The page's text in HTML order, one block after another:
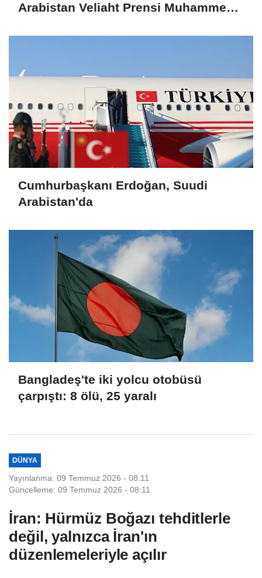
Arabistan Veliaht Prensi Muhammed
Cumhurbaşkanı Erdoğan, Suudi
Arabistan'da
Bangladeş'te iki yolcu otobüsü
çarpıştı: 8 ölü, 25 yaralı
DÜNYA
Yayınlanma: 09 Temmuz 2026 - 08:11
Güncelleme: 09 Temmuz 2026 - 08:11
İran: Hürmüz Boğazı tehditlerle
değil, yalnızca İran'ın
düzenlemeleriyle açılır